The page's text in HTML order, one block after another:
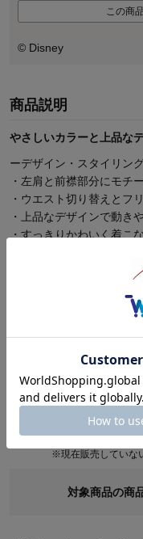
この商
© Disney
商品説明
やさしいカラーと上品な
ーデザイン・スタイリン
・左肩と前襟部分にモチ
・ウエスト切り替えとフ
・上品なデザインで動き
・すっきりかわいく着こ
・身生地は肌触りのよい
オリジナル商品も多数
商品レビュー
最新レビュー
※現在販売していな
対象商品の商